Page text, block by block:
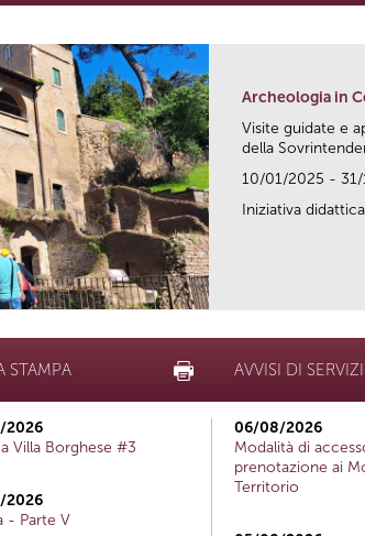
Archeologia in
Visite guidate e
della
10/01/2025 -
Iniziativa didattica
STAMPA
2026
Villa Borghese #3
2026
- Parte V
AVVISI DI
06/08/2026
Modalità di
prenotazione ai
Territorio